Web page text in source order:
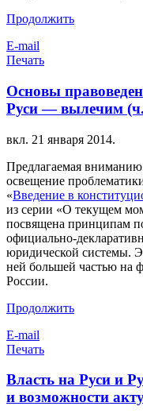
Продолжить
E-mail
Печать
Основы
Руси — вылечим
вкл. 21 января 2014.
Предлагаемая вниманию
освещение
«Введение в
из серии «О текущем
посвящена принципам
официально-
юридической системы.
ней большей частью на
России.
Продолжить
E-mail
Печать
Власть на Руси и
и возможности